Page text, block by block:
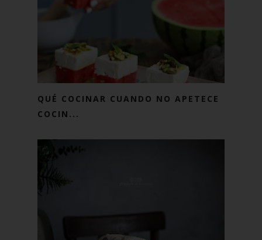
QUÉ COCINAR CUANDO NO APETECE
COCIN...